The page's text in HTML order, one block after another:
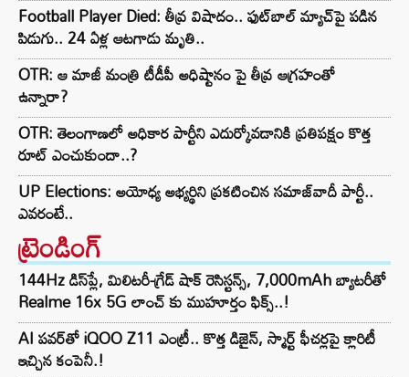
Football Player Died: తీవ్ర విషాదం.. ఫుట్‌బాల్ మ్యాచ్‌పై పడిన
పిడుగు.. 24 ఏళ్ల ఆటగాడు మృతి..
OTR: ఆ మాజీ మంత్రి టీడీపీ అధిష్టానం పై తీవ్ర ఆగ్రహంతో
ఉన్నారా?
OTR: తెలంగాణలో అధికార పార్టీని ఎదుర్కోవడానికి ప్రతిపక్షం కొత్త
రూట్‌ ఎంచుకుందా..?
UP Elections: అయోధ్య అభ్యర్థిని ప్రకటించిన సమాజ్‌వాదీ పార్టీ..
ఎవరంటే..
ట్రెండింగ్‌
144Hz డిస్‌ప్లే, మిలిటరీ-గ్రేడ్ షాక్ రెసిస్టన్స్, 7,000mAh బ్యాటరీతో
Realme 16x 5G లాంచ్ కు ముహూర్తం ఫిక్స్..!
AI పవర్‌తో iQOO Z11 ఎంట్రీ.. కొత్త డిజైన్, స్మార్ట్ ఫీచర్లపై క్లారిటీ
ఇచ్చిన కంపెనీ.!